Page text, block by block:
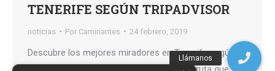
TENERIFE SEGÚN TRIPADVISOR
noticias Por Caminantes 24 febrero, 2019
Descubre los mejores miradores en Tenerife según el